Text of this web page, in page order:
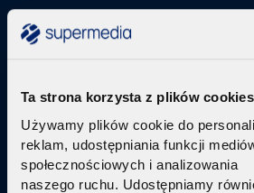
Ta strona korzysta z plików cookies
Używamy plików cookie do
reklam, udostępniania funkcji
społecznościowych i analizowania
naszego ruchu. Udostępniamy
Telewizja Replay
Pakiety internetu z nowoczesną
technologi IPTV Replay TV.